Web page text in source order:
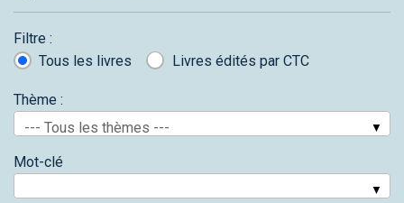
Filtre :
Tous les livres
Livres édités par CTC
Thème :
--- Tous les thèmes ---
Mot-clé